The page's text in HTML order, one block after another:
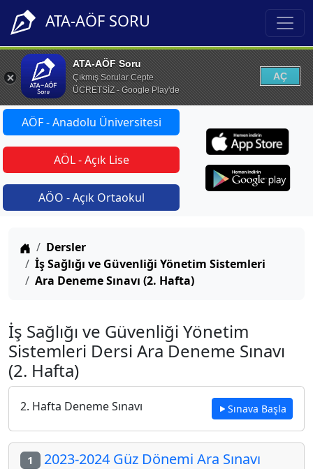
ATA-AÖF SORU
ATA-AÖF Soru
Çıkmış Sorular Cepte
ÜCRETSİZ - Google Play'de
AÇ
AÖF - Anadolu Üniversitesi
AÖL - Açık Lise
AÖO - Açık Ortaokul
Anasayfa
Dersler
İş Sağlığı ve Güvenliği Yönetim Sistemleri
Ara Deneme Sınavı (2. Hafta)
İş Sağlığı ve Güvenliği Yönetim
Sistemleri Dersi Ara Deneme Sınavı
(2. Hafta)
2. Hafta Deneme Sınavı Sınava Başla
1 2023-2024 Güz Dönemi Ara Sınavı